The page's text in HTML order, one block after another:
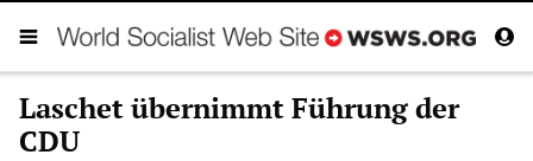
Laschet übernimmt Führung der
CDU